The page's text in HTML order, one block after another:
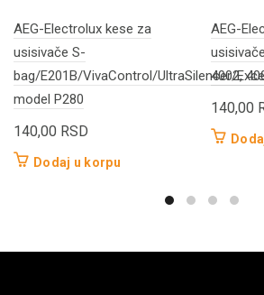
AEG-Electrolux kese za
usisivače S-
bag/E201B/VivaControl/UltraSilencer/
model P280
140,00 RSD
Dodaj u korpu
AEG-
4002,
140,00